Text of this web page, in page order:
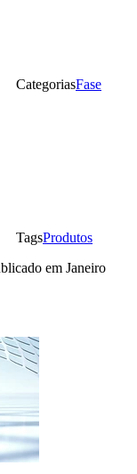
CategoriasFase
TagsProdutos
em Janeiro